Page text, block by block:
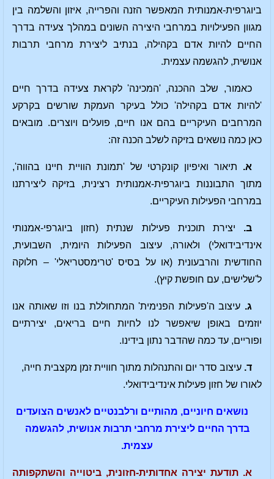
ביוגרפית-אמנותית המאפשר הזנה והפרייה, איזון והשלמה בין
מגוון הפעילויות במרחבי היצירה השונים במהלך צעידה בדרך
החיים להיות אדם בקהילה, בנתיב ליצירת מרחבי תרבות
אנושית, להגשמה עצמית.
כאמור, שלב ההכנה, 'המכינה' לקראת צעידה בדרך חיים
'להיות אדם בקהילה' כולל בעיקר העמקת שורשים בקרקע
המרחבים העיקריים בהם אנו חיים, פועלים ויוצרים. מובאים
כאן כמה נושאים בזיקה לשלב הכנה זה:
א. תיאור ואיפיון קונקרטי של 'תמונת הוויית חיינו בהווה',
מתוך התבוננות ביוגרפית-אמנותית רצינית, בזיקה ליצירתנו
במרחבי הפעילות העיקריים.
ב. יצירת תוכנית פעילות שנתית (חזון ביוגרפי-אמנותי
אינדיבידואלי) ולאורה, עיצוב הפעילות היומית, השבועית,
החודשית והרבעונית (או על בסיס 'טרימסטריאלי' – חלוקה
ל'שלישים, עם חופשת קיץ).
ג. עיצוב ה'פעילות הפנימית' המתחוללת בנו וזו שאותה אנו
יוזמים באופן שיאפשר לנו לחיות חיים בריאים, יצירתיים
ופוריים, עד כמה שהדבר נתון בידינו.
ד. עיצוב סדר יום והתנהלות מתוך חוויית זמן מקצבית חייה,
לאורו של חזון פעילות אינדיבידואלי.
נושאים חיוניים, מהותיים ורלבנטיים לאנשים הצועדים
בדרך החיים ליצירת מרחבי תרבות אנושית, להגשמה
עצמית.
א. תודעת יצירה אחדותית-חזונית, ביטוייה והשתקפותה